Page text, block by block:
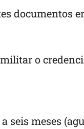
documentos
o
seis meses